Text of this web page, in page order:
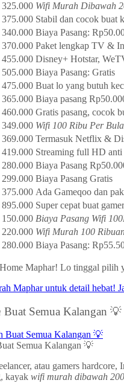
Wifi Murah Dibawah
Stabil dan cocok buat
Biaya Pasang:
Paket lengkap TV &
Disney+ Hotstar,
Biaya Pasang: Gratis
Buat lo yang butuh
Biaya pasang
Gratis pasang, cocok
Wifi 100 Ribu Per
Termasuk Netflix &
Streaming full HD anti
Biaya Pasang
Biaya Pasang Gratis
Ada Gameqoo dan
Super cepat buat
Biaya Pasang Wifi
Wifi Murah 100
Biaya Pasang:
Maphar! Lo tinggal pilih
Buat Semua Kalangan 💡
Semua Kalangan 💡
atau gamers
kayak wifi murah dibawah